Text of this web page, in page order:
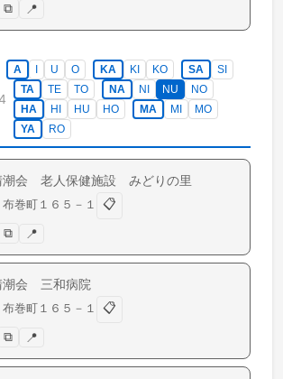
⧉ 📍
4
A U O KA KI KO SA
SI
TA
TE TO NA NI NU
NO
HA
HI HU HO MA MI
MO
YA
RO
会 老人保健施設 みどりの里
布巻町 １６５－１
📋
⧉ 📍
会 三和病院
布巻町 １６５－１
📋
⧉ 📍